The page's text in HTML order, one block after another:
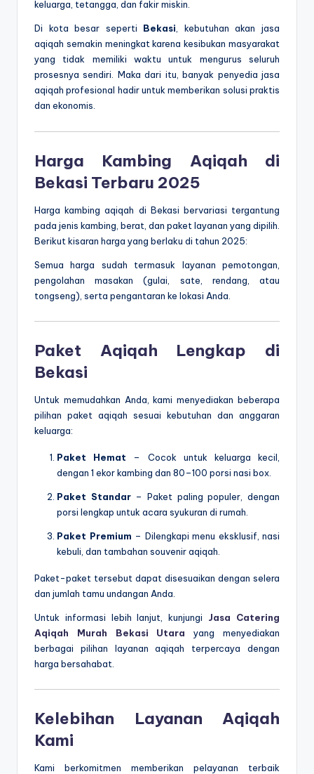
keluarga, tetangga, dan fakir miskin.
Di kota besar seperti Bekasi, kebutuhan akan jasa
aqiqah semakin meningkat karena kesibukan masyarakat
yang tidak memiliki waktu untuk mengurus seluruh
prosesnya sendiri. Maka dari itu, banyak penyedia jasa
aqiqah profesional hadir untuk memberikan solusi praktis
dan ekonomis.
Harga Kambing Aqiqah di
Bekasi Terbaru 2025
Harga kambing aqiqah di Bekasi bervariasi tergantung
pada jenis kambing, berat, dan paket layanan yang dipilih.
Berikut kisaran harga yang berlaku di tahun 2025:
Semua harga sudah termasuk layanan pemotongan,
pengolahan masakan (gulai, sate, rendang, atau
tongseng), serta pengantaran ke lokasi Anda.
Paket Aqiqah Lengkap di
Bekasi
Untuk memudahkan Anda, kami menyediakan beberapa
pilihan paket aqiqah sesuai kebutuhan dan anggaran
keluarga:
Paket Hemat – Cocok untuk keluarga kecil,
dengan 1 ekor kambing dan 80–100 porsi nasi box.
Paket Standar– Paket paling populer, dengan
porsi lengkap untuk acara syukuran di rumah.
Paket Premium – Dilengkapi menu eksklusif, nasi
kebuli, dan tambahan souvenir aqiqah.
Paket-paket tersebut dapat disesuaikan dengan selera
dan jumlah tamu undangan Anda.
Untuk informasi lebih lanjut, kunjungi Jasa Catering
Aqiqah Murah Bekasi Utara yang menyediakan
berbagai pilihan layanan aqiqah terpercaya dengan
harga bersahabat.
Kelebihan Layanan Aqiqah
Kami
Kami berkomitmen memberikan pelayanan terbaik